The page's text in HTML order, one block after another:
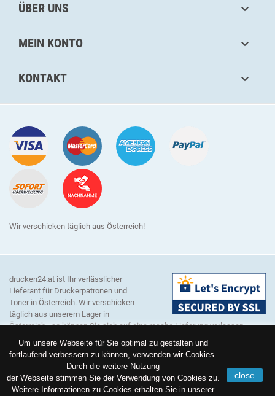
ÜBER UNS 
MEIN KONTO 
KONTAKT 
Um unsere Webseite für Sie optimal zu gestalten und
fortlaufend verbessern zu können, verwenden wir Cookies.
Durch die weitere Nutzung
der Webseite stimmen Sie der Verwendung von Cookies zu.
Weitere Informationen zu Cookies erhalten Sie in unserer
close
Wir verschicken täglich aus Österreich!
drucken24.at ist Ihr verlässlicher
Lieferant für Druckerpatronen und
Toner in Österreich. Wir verschicken
täglich aus unserem Lager in
Österreich - so können Sie sich auf eine rasche Lieferung verlassen.
Unser Sortiment umfasst Verbrauchsmaterial für alle gängigen
Druckerhersteller wie zum Beispiel Brother, Canon, Dell, Epson, HP,
Lexmark, Konica Minolta, Kyocera, OKI, Ricoh, Samsung und Xerox.
Hinweis:
Alle genannten Markennamen und Bezeichnungen sind
eingetragene Warenzeichen ihrer Eigentümer. Die hier aufgeführten